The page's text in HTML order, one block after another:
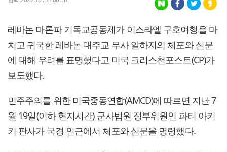
레바논 마론파 기독교공동체가 이스라엘 구호여행을 마
치고 귀국한 레바논 대주교 무사 알하지의 체포와 심문
에 대해 우려를 표명했다고 미국 크리스천포스트(CP)가
보도했다.
민주주의를 위한 미국중동연합(AMCD)에 따르면 지난 7
월 19일(이하 현지시간) 군사법원 정부위원인 파티 아키
키 판사가 국경 인근에서 체포와 심문을 명령했다.